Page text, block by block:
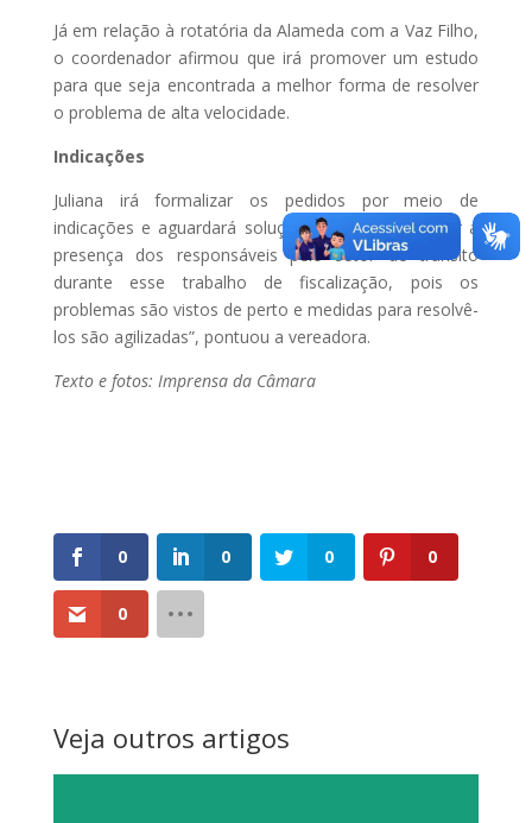
Já em relação à rotatória da Alameda com a Vaz Filho,
o coordenador afirmou que irá promover um estudo
para que seja encontrada a melhor forma de resolver
o problema de alta velocidade.
Indicações
Juliana irá formalizar os pedidos por meio de
indicações e aguardará soluções. “É importante ter a
presença dos responsáveis pelo setor de trânsito
durante esse trabalho de fiscalização, pois os
problemas são vistos de perto e medidas para resolvê-
los são agilizadas”, pontuou a vereadora.
Texto e fotos: Imprensa da Câmara
0 0 0 0
0
Veja outros artigos